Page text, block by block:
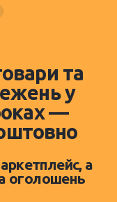
та
у
—
а
оголошень